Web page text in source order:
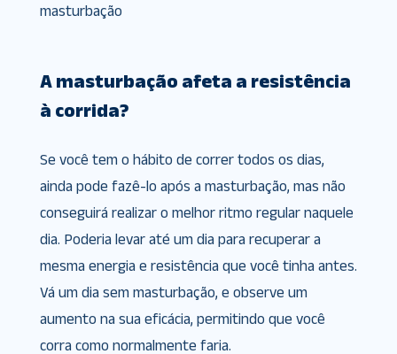
masturbação
A masturbação afeta a resistência
à corrida?
Se você tem o hábito de correr todos os dias,
ainda pode fazê-lo após a masturbação, mas não
conseguirá realizar o melhor ritmo regular naquele
dia. Poderia levar até um dia para recuperar a
mesma energia e resistência que você tinha antes.
Vá um dia sem masturbação, e observe um
aumento na sua eficácia, permitindo que você
corra como normalmente faria.